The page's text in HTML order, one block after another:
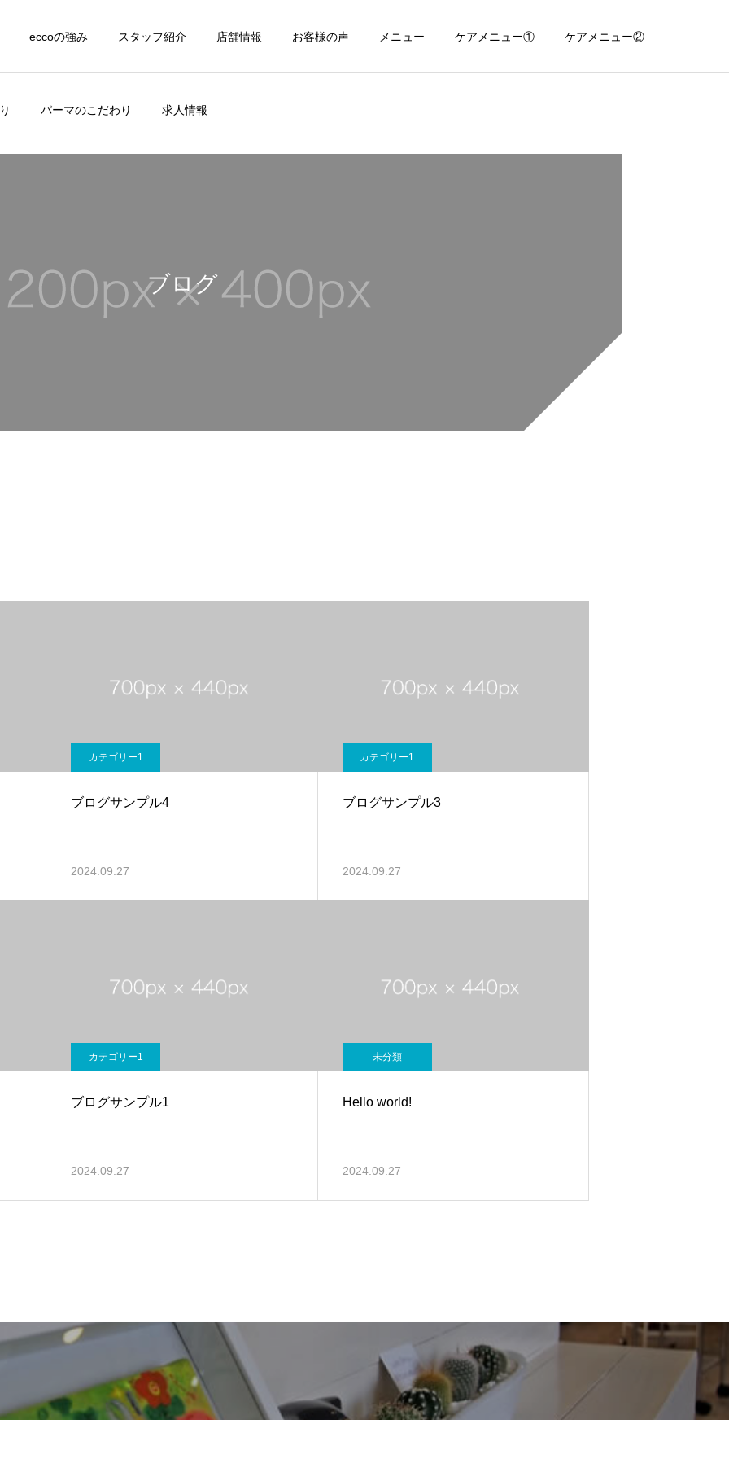
eccoの強み スタッフ紹介 店舗情報 お客様の声 メニュー ケアメニュー① ケアメニュー②
パーマのこだわり 求人情報
ブログ
カテゴリー1
ブログサンプル4
2024.09.27
カテゴリー1
ブログサンプル3
2024.09.27
カテゴリー1
ブログサンプル1
2024.09.27
未分類
Hello world!
2024.09.27